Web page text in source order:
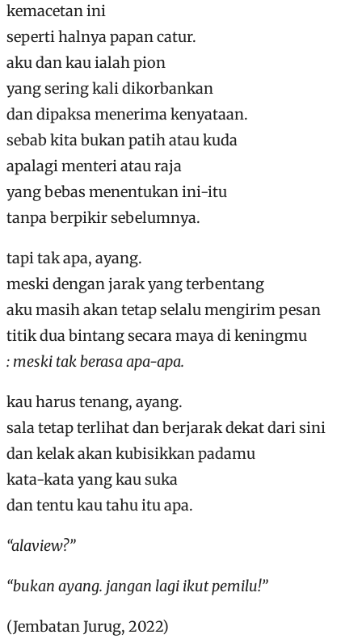
kemacetan ini
seperti halnya papan catur.
aku dan kau ialah pion
yang sering kali dikorbankan
dan dipaksa menerima kenyataan.
sebab kita bukan patih atau kuda
apalagi menteri atau raja
yang bebas menentukan ini-itu
tanpa berpikir sebelumnya.
tapi tak apa, ayang.
meski dengan jarak yang terbentang
aku masih akan tetap selalu mengirim pesan
titik dua bintang secara maya di keningmu
: meski tak berasa apa-apa.
kau harus tenang, ayang.
sala tetap terlihat dan berjarak dekat dari sini
dan kelak akan kubisikkan padamu
kata-kata yang kau suka
dan tentu kau tahu itu apa.
“alaview?”
“bukan ayang. jangan lagi ikut pemilu!”
(Jembatan Jurug, 2022)